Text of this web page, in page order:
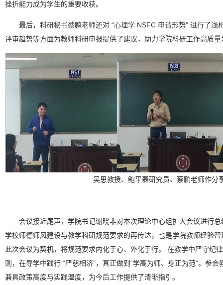
挫折能力成为学生的重要收获。
最后，科研秘书蔡鹏老师还对 “心理学 NSFC 申请形势” 进行了浅
评审趋势等方面为教师科研申报提供了建议，助力学院科研工作高质量
吴思教授、鲍平磊研究员、蔡鹏老师作分
会议接近尾声，学院书记谢晓非对本次理论中心组扩大会议进行
学校师德师风建设与教学科研规范要求的再传达，也是学院教师经验
此次会议为契机，将规范要求内化于心、外化于行。 在教学中严守纪
则，在导学中践行 “严慈相济”，真正做到“学高为师、身正为范”。参
兼具政策高度与实践温度，为今后工作提供了清晰指引。